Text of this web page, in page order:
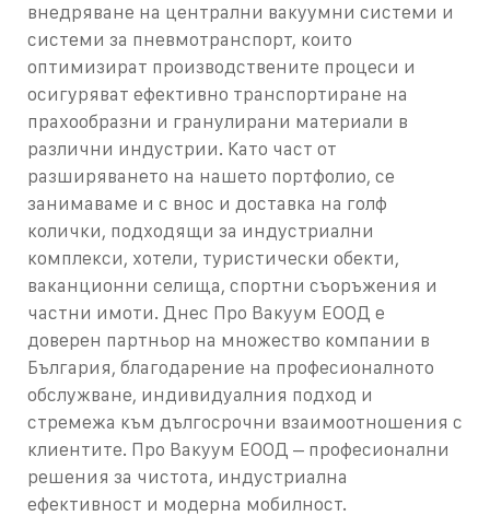
внедряване на централни вакуумни системи и
системи за пневмотранспорт, които
оптимизират производствените процеси и
осигуряват ефективно транспортиране на
прахообразни и гранулирани материали в
различни индустрии. Като част от
разширяването на нашето портфолио, се
занимаваме и с внос и доставка на голф
колички, подходящи за индустриални
комплекси, хотели, туристически обекти,
ваканционни селища, спортни съоръжения и
частни имоти. Днес Про Вакуум ЕООД е
доверен партньор на множество компании в
България, благодарение на професионалното
обслужване, индивидуалния подход и
стремежа към дългосрочни взаимоотношения с
клиентите. Про Вакуум ЕООД – професионални
решения за чистота, индустриална
ефективност и модерна мобилност.